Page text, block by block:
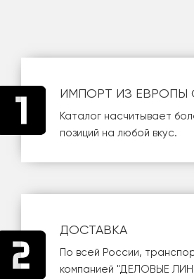
ИМПОРТ ИЗ ЕВРОПЫ
Каталог насчитывает
позиций на любой вкус.
ДОСТАВКА
По всей России,
компанией "ДЕЛОВЫЕ